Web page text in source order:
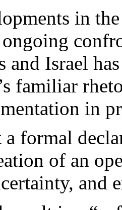
in
and Israel
familiar
in
a formal
of an
and